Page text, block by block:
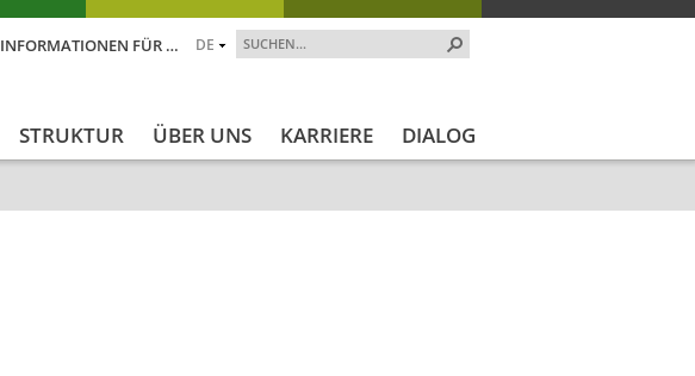
DE
INFORMATIONEN FÜR …
STRUKTUR ÜBER UNS KARRIERE DIALOG